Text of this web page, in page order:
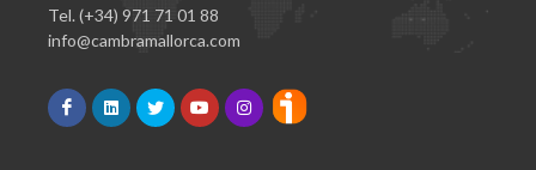
Tel. (+34) 971 71 01 88
info@cambramallorca.com